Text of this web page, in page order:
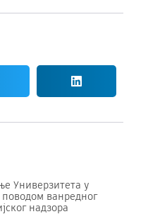
Универзитета у
поводом ванредног
надзора